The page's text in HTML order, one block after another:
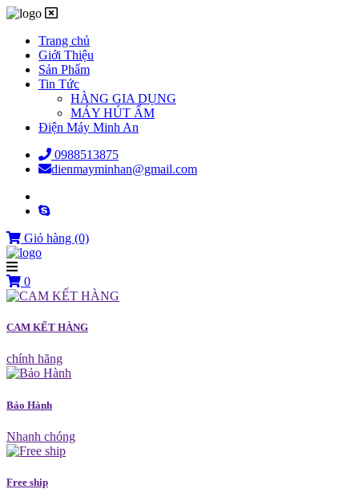
Trang chủ
Giới Thiệu
Sản Phẩm
Tin Tức
HÀNG GIA DỤNG
MÁY HÚT ẨM
Điện Máy Minh An
0988513875
dienmayminhan@gmail.com
Giỏ hàng (0)
0
CAM KẾT HÀNG
chính hãng
Bảo Hành
Nhanh chóng
Free ship